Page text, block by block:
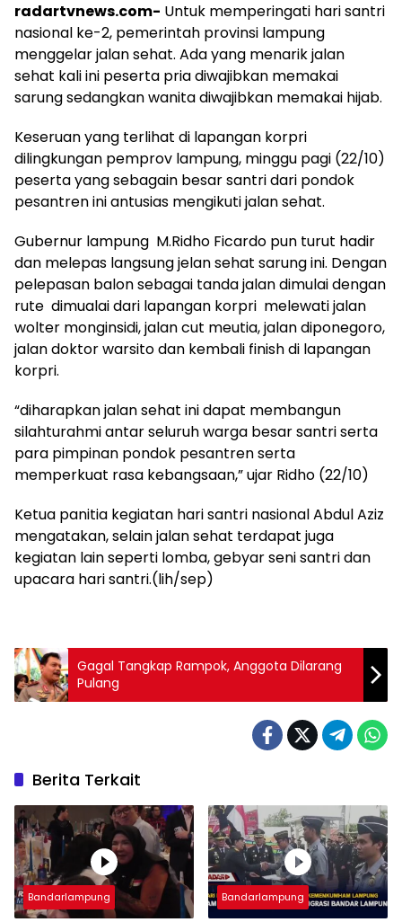
radartvnews.com- Untuk memperingati hari santri
nasional ke-2, pemerintah provinsi lampung
menggelar jalan sehat. Ada yang menarik jalan
sehat kali ini peserta pria diwajibkan memakai
sarung sedangkan wanita diwajibkan memakai hijab.
Keseruan yang terlihat di lapangan korpri
dilingkungan pemprov lampung, minggu pagi (22/10)
peserta yang sebagain besar santri dari pondok
pesantren ini antusias mengikuti jalan sehat.
Gubernur lampung M.Ridho Ficardo pun turut hadir
dan melepas langsung jelan sehat sarung ini. Dengan
pelepasan balon sebagai tanda jalan dimulai dengan
rute dimualai dari lapangan korpri melewati jalan
wolter monginsidi, jalan cut meutia, jalan diponegoro,
jalan doktor warsito dan kembali finish di lapangan
korpri.
“diharapkan jalan sehat ini dapat membangun
silahturahmi antar seluruh warga besar santri serta
para pimpinan pondok pesantren serta
memperkuat rasa kebangsaan,” ujar Ridho (22/10)
Ketua panitia kegiatan hari santri nasional Abdul Aziz
mengatakan, selain jalan sehat terdapat juga
kegiatan lain seperti lomba, gebyar seni santri dan
upacara hari santri.(lih/sep)
Gagal Tangkap Rampok, Anggota Dilarang
Pulang
Berita Terkait
Bandarlampung Bandarlampung